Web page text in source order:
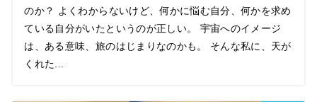
のか？ よくわからないけど、何かに悩む自分、何かを求め
ている自分がいたというのが正しい。 宇宙へのイメージ
は、ある意味、旅のはじまりなのかも。 そんな私に、天が
くれた...